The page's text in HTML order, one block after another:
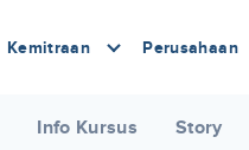
Kemitraan Perusahaan
Info Kursus Story